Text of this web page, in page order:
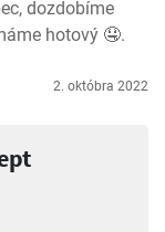
dozdobíme
hotový 🤤.
2. októbra 2022